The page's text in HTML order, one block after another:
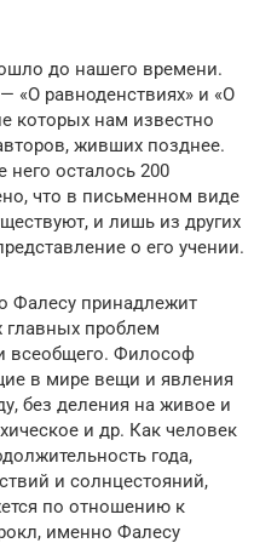
до нашего времени.
«О равноденствиях» и «О
которых нам известно
живших позднее.
него осталось 200
что в письменном виде
и лишь из других
о его учении.
Фалесу принадлежит
главных проблем
всеобщего. Философ
в мире вещи и явления
без деления на живое и
и др. Как человек
года,
и солнцестояний,
по отношению к
именно Фалесу